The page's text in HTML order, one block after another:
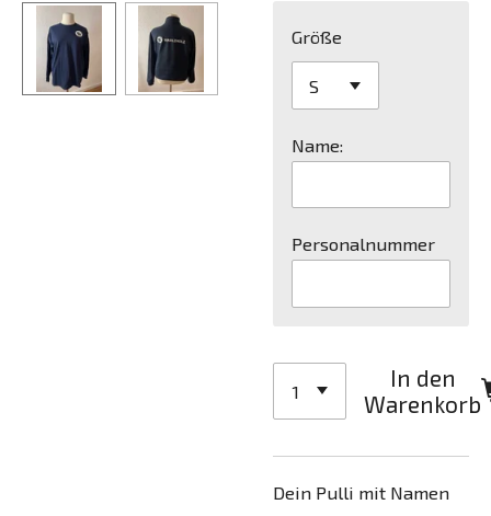
Größe
Name:
Personalnummer
In den
Warenkorb
Dein Pulli mit Namen